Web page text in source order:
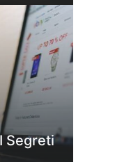
Segreti